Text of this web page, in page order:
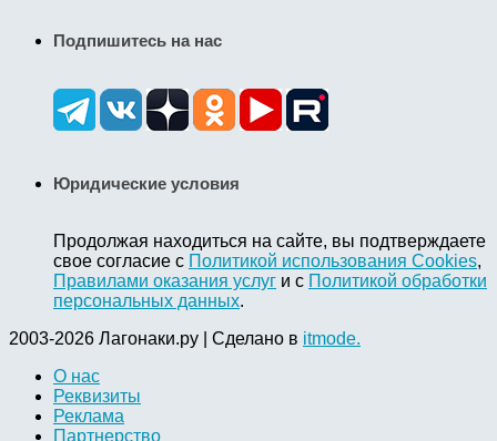
Подпишитесь на нас
Юридические условия
Продолжая находиться на сайте, вы подтверждаете
свое согласие с Политикой использования Cookies,
Правилами оказания услуг и с Политикой обработки
персональных данных.
2003-2026 Лагонаки.ру | Сделано в itmode.
О нас
Реквизиты
Реклама
Партнерство